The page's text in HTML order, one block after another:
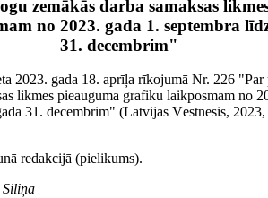
zemākās darba samaksas
no 2023. gada 1. septembra
31. decembrim"
2023. gada 18. aprīļa rīkojumā Nr. 226 "Par
likmes pieauguma grafiku laikposmam no
31. decembrim" (Latvijas Vēstnesis, 2023,
redakcijā (pielikums).
Siliņa